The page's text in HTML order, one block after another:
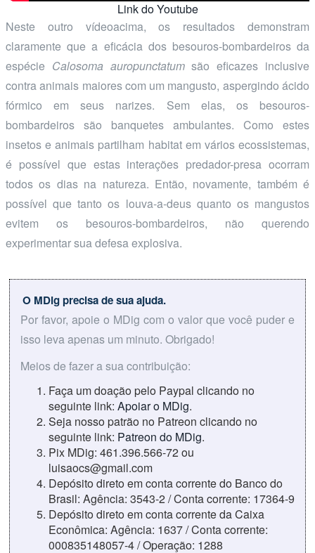
Link do Youtube
Neste outro vídeoacima, os resultados demonstram
claramente que a eficácia dos besouros-bombardeiros da
espécie Calosoma auropunctatumsão eficazes inclusive
contra animais maiores com um mangusto, aspergindo ácido
fórmico em seus narizes. Sem elas, os besouros-
bombardeiros são banquetes ambulantes. Como estes
insetos e animais partilham habitat em vários ecossistemas,
é possível que estas interações predador-presa ocorram
todos os dias na natureza. Então, novamente, também é
possível que tanto os louva-a-deus quanto os mangustos
evitem os besouros-bombardeiros, não querendo
experimentar sua defesa explosiva.
O MDig precisa de sua ajuda.
Por favor, apoie o MDig com o valor que você puder e
isso leva apenas um minuto. Obrigado!
Meios de fazer a sua contribuição:
Faça um doação pelo Paypal clicando no
seguinte link: Apoiar o MDig.
Seja nosso patrão no Patreon clicando no
seguinte link: Patreon do MDig.
Pix MDig: 461.396.566-72 ou
luisaocs@gmail.com
Depósito direto em conta corrente do Banco do
Brasil: Agência: 3543-2 / Conta corrente: 17364-9
Depósito direto em conta corrente da Caixa
Econômica: Agência: 1637 / Conta corrente:
000835148057-4 / Operação: 1288